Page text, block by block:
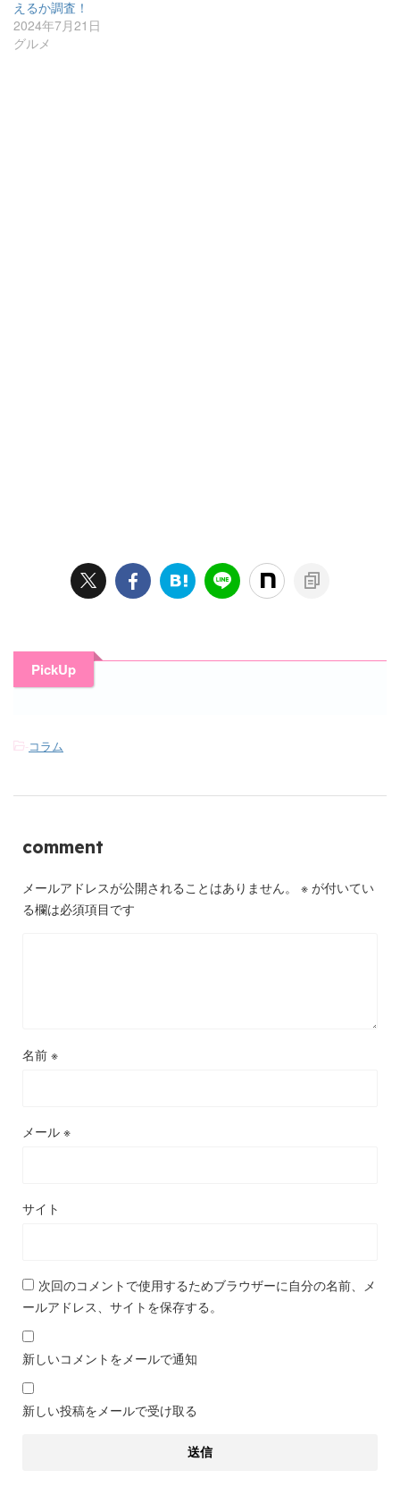
えるか調査！
2024年7月21日
グルメ
PickUp
-コラム
comment
メールアドレスが公開されることはありません。 ※ が付いてい
る欄は必須項目です
名前 ※
メール ※
サイト
次回のコメントで使用するためブラウザーに自分の名前、メ
ールアドレス、サイトを保存する。
新しいコメントをメールで通知
新しい投稿をメールで受け取る